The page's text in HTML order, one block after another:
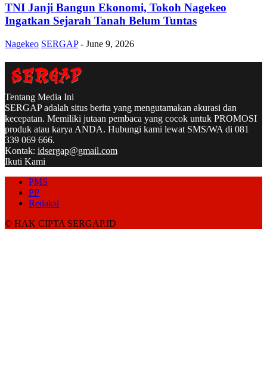
TNI Janji Bangun Ekonomi, Tokoh Nagekeo
Ingatkan Sejarah Tanah Belum Tuntas
Nagekeo SERGAP - June 9, 2026
Tentang Media Ini
SERGAP adalah situs berita yang mengutamakan akurasi dan
kecepatan. Memiliki jutaan pembaca yang cocok untuk PROMOSI
produk atau karya ANDA. Hubungi kami lewat SMS/WA di 081
339 069 666.
Kontak: idsergap@gmail.com
Ikuti Kami
PMS
PP
Redaksi
© HAK CIPTA SERGAP.ID